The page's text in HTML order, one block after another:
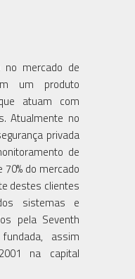
no mercado de
um produto
atuam com
Atualmente no
privada
de
do mercado
destes clientes
sistemas e
pela Seventh
assim
na capital